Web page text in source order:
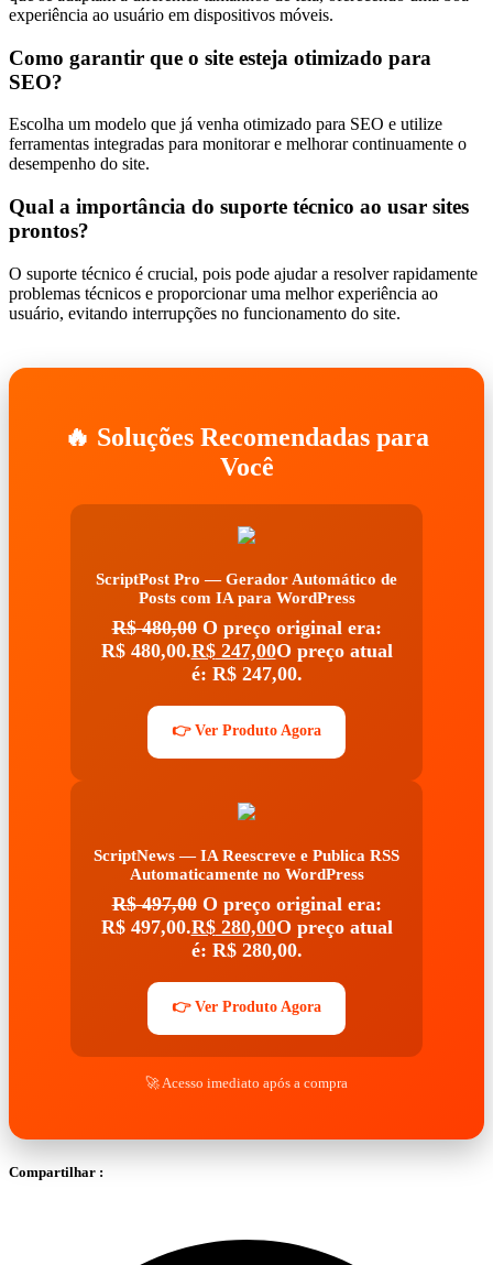
experiência ao usuário em dispositivos móveis.
Como garantir que o site esteja otimizado para
SEO?
Escolha um modelo que já venha otimizado para SEO e utilize
ferramentas integradas para monitorar e melhorar continuamente o
desempenho do site.
Qual a importância do suporte técnico ao usar sites
prontos?
O suporte técnico é crucial, pois pode ajudar a resolver rapidamente
problemas técnicos e proporcionar uma melhor experiência ao
usuário, evitando interrupções no funcionamento do site.
🔥 Soluções Recomendadas para
Você
ScriptPost Pro — Gerador Automático de
Posts com IA para WordPress
R$480,00 O preço original era:
R$ 480,00.R$247,00O preço atual
é: R$ 247,00.
👉 Ver Produto Agora
ScriptNews — IA Reescreve e Publica RSS
Automaticamente no WordPress
R$497,00 O preço original era:
R$ 497,00.R$280,00O preço atual
é: R$ 280,00.
👉 Ver Produto Agora
🚀 Acesso imediato após a compra
Compartilhar :